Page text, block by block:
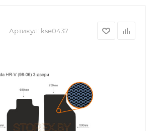
Артикул: kse0437